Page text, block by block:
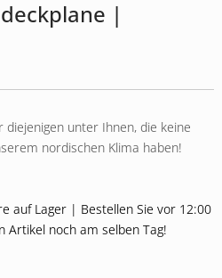
|
diejenigen unter Ihnen, die keine
nordischen Klima haben!
auf Lager | Bestellen Sie vor 12:00
Artikel noch am selben Tag!